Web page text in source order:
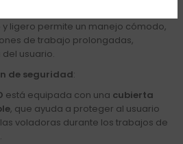
ligero permite un manejo cómodo,
de trabajo prolongadas,
usuario.
de seguridad:
está equipada con una cubierta
, que ayuda a proteger al usuario
voladoras durante los trabajos de